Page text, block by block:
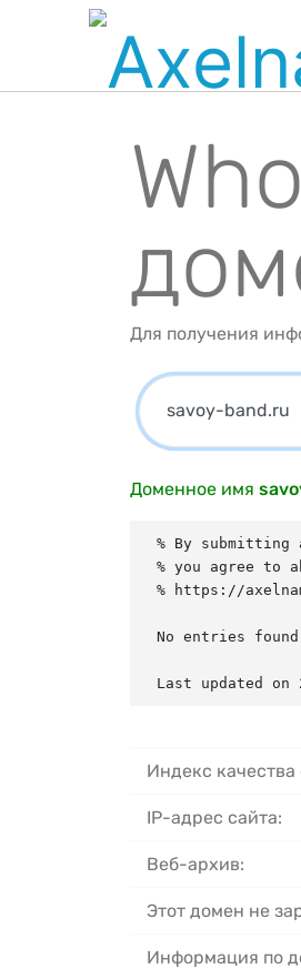
Для получения
Доменное имя
% By submitting
% you agree to
% https://
No entries
Last updated on
Индекс качества
IP-адрес сайта:
Веб-архив:
Этот домен не
Информация по